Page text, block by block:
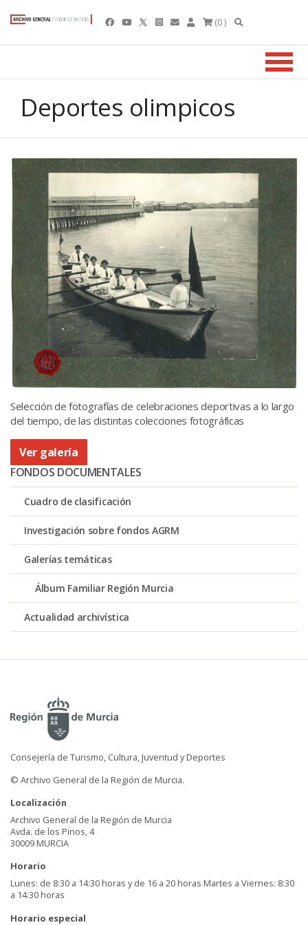
(0 )
Deportes olimpicos
Selección de fotografías de celebraciones deportivas a lo largo
del tiempo, de las distintas colecciones fotográficas
Ver galería
FONDOS DOCUMENTALES
Cuadro de clasificación
Investigación sobre fondos AGRM
Galerías temáticas
Álbum Familiar Región Murcia
Actualidad archivística
Consejería de Turismo, Cultura, Juventud y Deportes
© Archivo General de la Región de Murcia.
Localización
Archivo General de la Región de Murcia
Avda. de los Pinos, 4
30009 MURCIA
Horario
Lunes: de 8:30 a 14:30 horas y de 16 a 20 horas Martes a Viernes: 8:30
a 14:30 horas
Horario especial